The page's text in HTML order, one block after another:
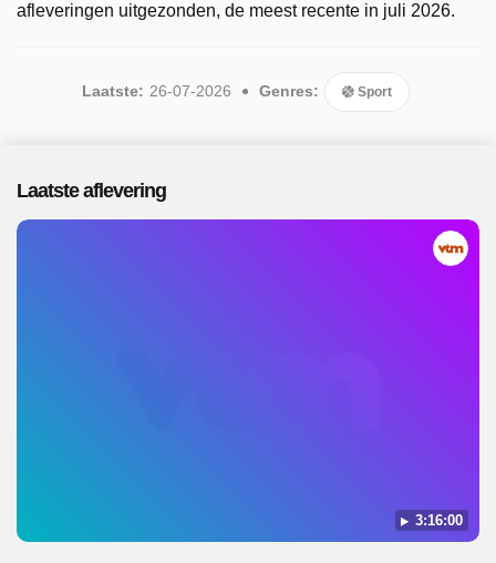
afleveringen uitgezonden, de meest recente in juli 2026.
Laatste: 26-07-2026 Genres: Sport
Laatste aflevering
3:16:00